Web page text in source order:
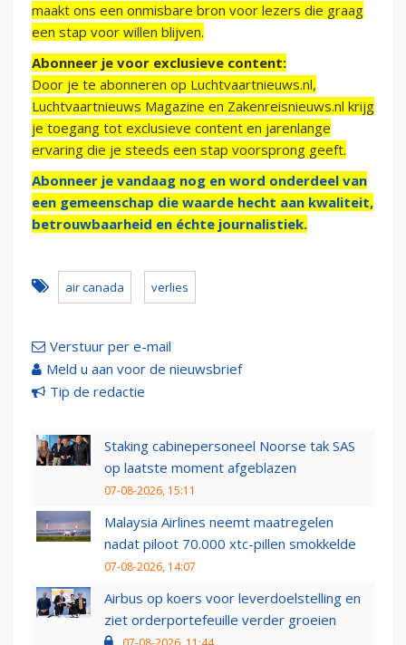
maakt ons een onmisbare bron voor lezers die graag
een stap voor willen blijven.
Abonneer je voor exclusieve content:
Door je te abonneren op Luchtvaartnieuws.nl,
Luchtvaartnieuws Magazine en Zakenreisnieuws.nl krijg
je toegang tot exclusieve content en jarenlange
ervaring die je steeds een stap voorsprong geeft.
Abonneer je vandaag nog en word onderdeel van
een gemeenschap die waarde hecht aan kwaliteit,
betrouwbaarheid en échte journalistiek.
air canada verlies
Verstuur per e-mail
Meld u aan voor de nieuwsbrief
Tip de redactie
Staking cabinepersoneel Noorse tak SAS
op laatste moment afgeblazen
07-08-2026, 15:11
Malaysia Airlines neemt maatregelen
nadat piloot 70.000 xtc-pillen smokkelde
07-08-2026, 14:07
Airbus op koers voor leverdoelstelling en
ziet orderportefeuille verder groeien